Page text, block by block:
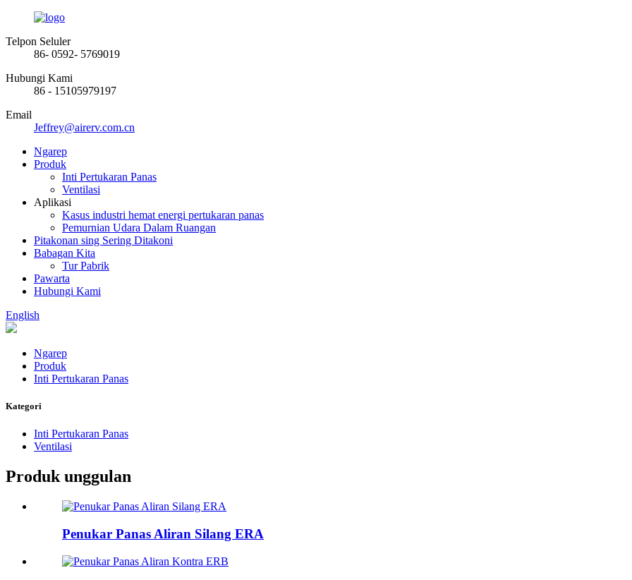
Telpon Seluler
86- 0592- 5769019
Hubungi Kami
86 - 15105979197
Email
Jeffrey@airerv.com.cn
Ngarep
Produk
Inti Pertukaran Panas
Ventilasi
Aplikasi
Kasus industri hemat energi pertukaran panas
Pemurnian Udara Dalam Ruangan
Pitakonan sing Sering Ditakoni
Babagan Kita
Tur Pabrik
Pawarta
Hubungi Kami
English
Ngarep
Produk
Inti Pertukaran Panas
Kategori
Inti Pertukaran Panas
Ventilasi
Produk unggulan
Penukar Panas Aliran Silang ERA